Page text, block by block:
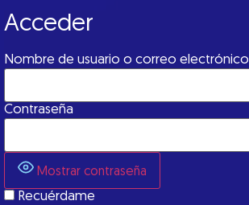
Acceder
Nombre de usuario o correo electrónico
Contraseña
Mostrar contraseña
Recuérdame